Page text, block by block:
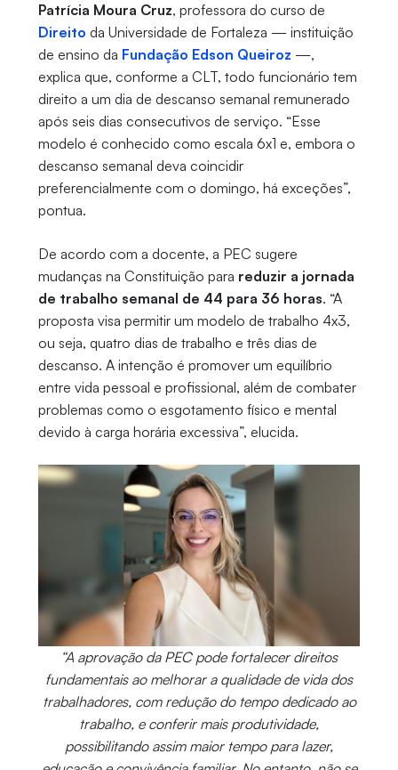
Patrícia Moura Cruz, professora do curso de
Direito da Universidade de Fortaleza — instituição
de ensino da Fundação Edson Queiroz —,
explica que, conforme a CLT, todo funcionário tem
direito a um dia de descanso semanal remunerado
após seis dias consecutivos de serviço. “Esse
modelo é conhecido como escala 6x1 e, embora o
descanso semanal deva coincidir
preferencialmente com o domingo, há exceções”,
pontua.
De acordo com a docente, a PEC sugere
mudanças na Constituição para reduzir a jornada
de trabalho semanal de 44 para 36 horas. “A
proposta visa permitir um modelo de trabalho 4x3,
ou seja, quatro dias de trabalho e três dias de
descanso. A intenção é promover um equilíbrio
entre vida pessoal e profissional, além de combater
problemas como o esgotamento físico e mental
devido à carga horária excessiva”, elucida.
“A aprovação da PEC pode fortalecer direitos
fundamentais ao melhorar a qualidade de vida dos
trabalhadores, com redução do tempo dedicado ao
trabalho, e conferir mais produtividade,
possibilitando assim maior tempo para lazer,